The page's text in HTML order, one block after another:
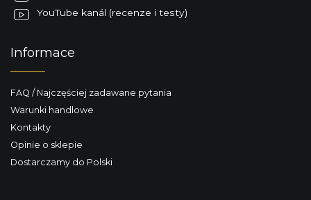
YouTube kanál (recenze i testy)
Informace
FAQ / Najczęściej zadawane pytania
Warunki handlowe
Kontakty
Opinie o sklepie
Dostarczamy do Polski